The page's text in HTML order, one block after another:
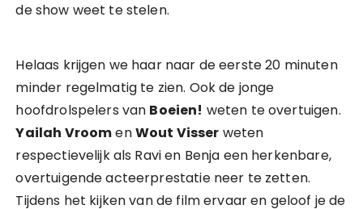
de show weet te stelen.
Helaas krijgen we haar naar de eerste 20 minuten
minder regelmatig te zien. Ook de jonge
hoofdrolspelers van Boeien! weten te overtuigen.
Yailah VroomenWout Visser weten
respectievelijk als Ravi en Benja een herkenbare,
overtuigende acteerprestatie neer te zetten.
Tijdens het kijken van de film ervaar en geloof je de